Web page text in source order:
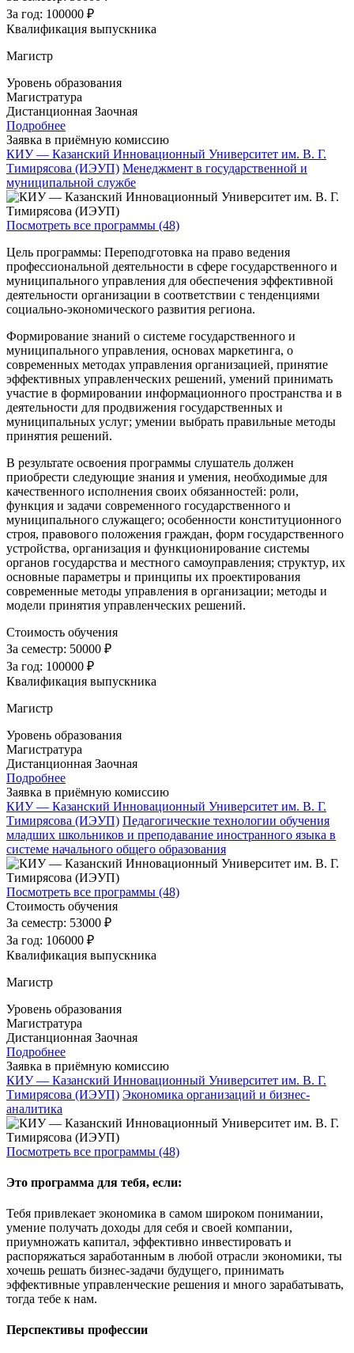
За год: 100000 ₽
Квалификация выпускника
Магистр
Уровень образования
Магистратура
Дистанционная Заочная
Подробнее
Заявка в приёмную комиссию
КИУ — Казанский Инновационный Университет им. В. Г.
Тимирясова (ИЭУП) Менеджмент в государственной и
муниципальной службе
Посмотреть все программы (48)
Цель программы: Переподготовка на право ведения
профессиональной деятельности в сфере государственного и
муниципального управления для обеспечения эффективной
деятельности организации в соответствии с тенденциями
социально-экономического развития региона.
Формирование знаний о системе государственного и
муниципального управления, основах маркетинга, о
современных методах управления организацией, принятие
эффективных управленческих решений, умений принимать
участие в формировании информационного пространства и в
деятельности для продвижения государственных и
муниципальных услуг; умении выбрать правильные методы
принятия решений.
В результате освоения программы слушатель должен
приобрести следующие знания и умения, необходимые для
качественного исполнения своих обязанностей: роли,
функция и задачи современного государственного и
муниципального служащего; особенности конституционного
строя, правового положения граждан, форм государственного
устройства, организация и функционирование системы
органов государства и местного самоуправления; структур, их
основные параметры и принципы их проектирования
современные методы управления в организации; методы и
модели принятия управленческих решений.
Стоимость обучения
За семестр: 50000 ₽
За год: 100000 ₽
Квалификация выпускника
Магистр
Уровень образования
Магистратура
Дистанционная Заочная
Подробнее
Заявка в приёмную комиссию
КИУ — Казанский Инновационный Университет им. В. Г.
Тимирясова (ИЭУП) Педагогические технологии обучения
младших школьников и преподавание иностранного языка в
системе начального общего образования
Посмотреть все программы (48)
Стоимость обучения
За семестр: 53000 ₽
За год: 106000 ₽
Квалификация выпускника
Магистр
Уровень образования
Магистратура
Дистанционная Заочная
Подробнее
Заявка в приёмную комиссию
КИУ — Казанский Инновационный Университет им. В. Г.
Тимирясова (ИЭУП) Экономика организаций и бизнес-
аналитика
Посмотреть все программы (48)
Это программа для тебя, если:
Тебя привлекает экономика в самом широком понимании,
умение получать доходы для себя и своей компании,
приумножать капитал, эффективно инвестировать и
распоряжаться заработанным в любой отрасли экономики, ты
хочешь решать бизнес-задачи будущего, принимать
эффективные управленческие решения и много зарабатывать,
тогда тебе к нам.
Перспективы профессии